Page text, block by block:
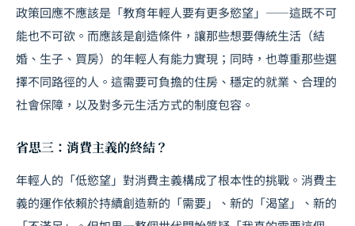
政策回應不應該是「教育年輕人要有更多慾望」——這既不可
能也不可欲。而應該是創造條件，讓那些想要傳統生活（結
婚、生子、買房）的年輕人有能力實現；同時，也尊重那些選
擇不同路徑的人。這需要可負擔的住房、穩定的就業、合理的
社會保障，以及對多元生活方式的制度包容。
省思三：消費主義的終結？
年輕人的「低慾望」對消費主義構成了根本性的挑戰。消費主
義的運作依賴於持續創造新的「需要」、新的「渴望」、新的